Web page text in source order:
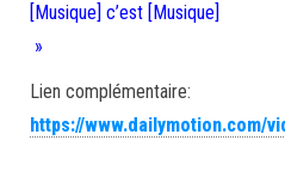
[Musique] c’est [Musique]
»
Lien complémentaire:
https://www.dailymotion.com/